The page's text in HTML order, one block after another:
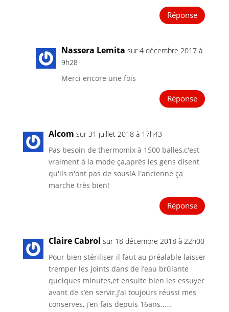
Réponse
Nassera Lemita sur 4 décembre 2017 à
9h28
Merci encore une fois
Réponse
Alcom sur 31 juillet 2018 à 17h43
Pas besoin de thermomix à 1500 balles,c'est
vraiment à la mode ça,après les gens disent
qu'ils n'ont pas de sous!A l'ancienne ça
marche très bien!
Réponse
Claire Cabrol sur 18 décembre 2018 à 22h00
Pour bien stériliser il faut au préalable laisser
tremper les joints dans de l’eau brûlante
quelques minutes,et ensuite bien les essuyer
avant de s’en servir.J’ai toujours réussi mes
conserves, j’en fais depuis 16ans……